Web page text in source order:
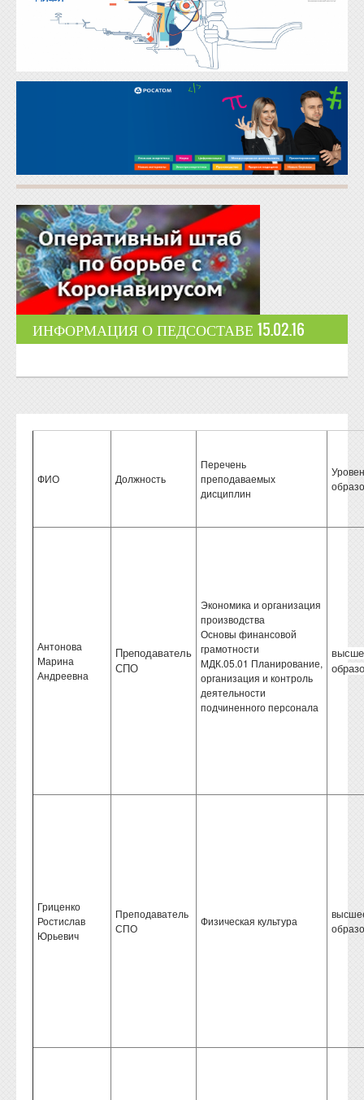
ИНФОРМАЦИЯ О ПЕДСОСТАВЕ 15.02.16
ФИО Должность
Перечень
преподаваемых
дисциплин
Антонова
Марина
Андреевна
Преподаватель
СПО
Экономика и организация
производства
Основы финансовой
грамотности
МДК.05.01 Планирование,
организация и контроль
деятельности
подчиненного персонала
Гриценко
Ростислав
Юрьевич
Преподаватель
СПО
Физическая культура